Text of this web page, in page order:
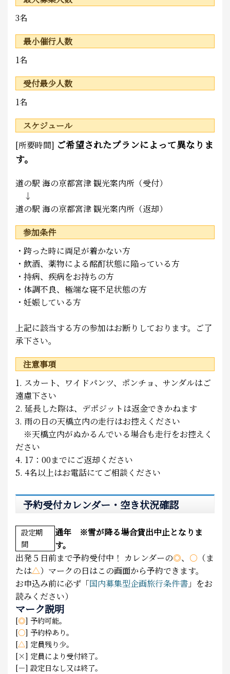
3名
最小催行人数
1名
受付最少人数
1名
スケジュール
[所要時間] ご希望されたプランによって異なりま
す。
道の駅 海の京都宮津 観光案内所（受付）
↓
道の駅 海の京都宮津 観光案内所（返却）
参加条件
・跨った時に両足が着かない方
・飲酒、薬物による酩酊状態に陥っている方
・持病、疾病をお持ちの方
・体調不良、極端な寝不足状態の方
・妊娠している方
上記に該当する方の参加はお断りしております。ご了
承下さい。
注意事項
1. スカート、ワイドパンツ、ポンチョ、サンダルはご
遠慮下さい
2. 延長した際は、デポジットは返金できかねます
3. 雨の日の天橋立内の走行はお控えください
※天橋立内がぬかるんでいる場合も走行をお控えく
ださい
4. 17：00までにご返却ください
5. 4名以上はお電話にてご相談ください
予約受付カレンダー・空き状況確認
設定期
間
通年 ※雪が降る場合貸出中止となりま
す。
出発５日前まで予約受付中！ カレンダーの◎、 ○ （ま
たは△）マークの日はこの画面から予約できます。
お申込み前に必ず「国内募集型企画旅行条件書 」をお
読みください）
マーク説明
[◎] 予約可能。
[○] 予約枠あり。
[△] 定員残り少。
[×] 定員により受付終了。
[－] 設定日なし又は終了。